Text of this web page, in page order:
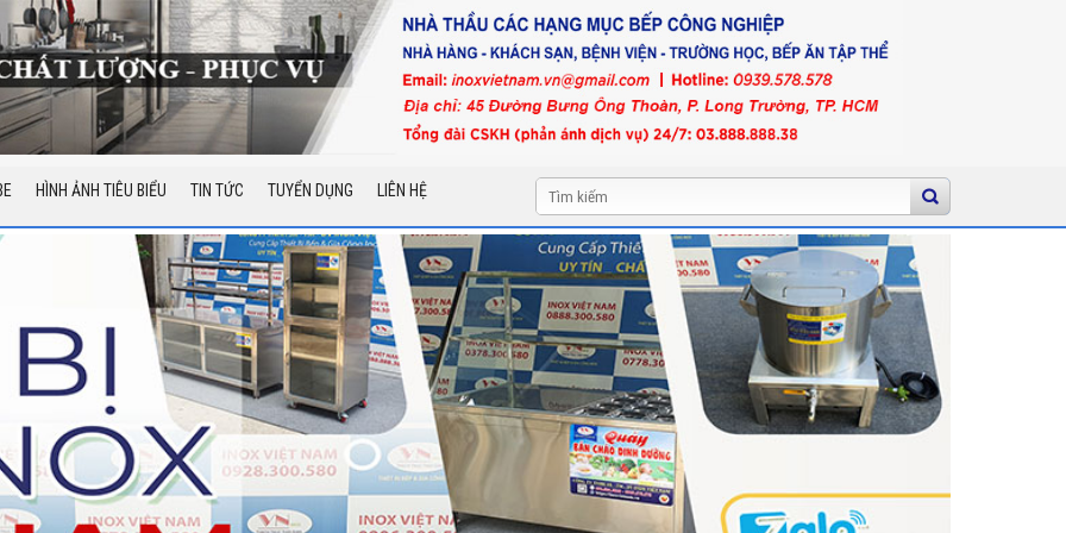
HÌNH ẢNH TIÊU BIỂU TIN TỨC TUYỂN DỤNG LIÊN HỆ
Tìm
kiếm: